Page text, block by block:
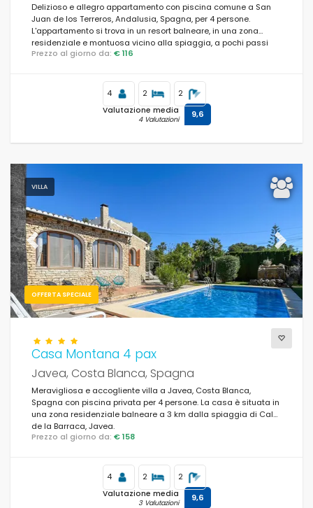
Delizioso e allegro appartamento con piscina comune a San
Juan de los Terreros, Andalusia, Spagna, per 4 persone.
L'appartamento si trova in un resort balneare, in una zona
residenziale e montuosa vicino alla spiaggia, a pochi passi
dai supermercati e a 200 m dalla spiaggia.
Prezzo al giorno da: € 116
4 2 2
Valutazione media
4 Valutazioni 9,6
VILLA
OFFERTA SPECIALE
Previous Next
Casa Montana 4 pax
Javea, Costa Blanca, Spagna
Meravigliosa e accogliente villa a Javea, Costa Blanca,
Spagna con piscina privata per 4 persone. La casa è situata in
una zona residenziale balneare a 3 km dalla spiaggia di Cala
de la Barraca, Javea.
Prezzo al giorno da: € 158
4 2 2
Valutazione media
3 Valutazioni 9,6